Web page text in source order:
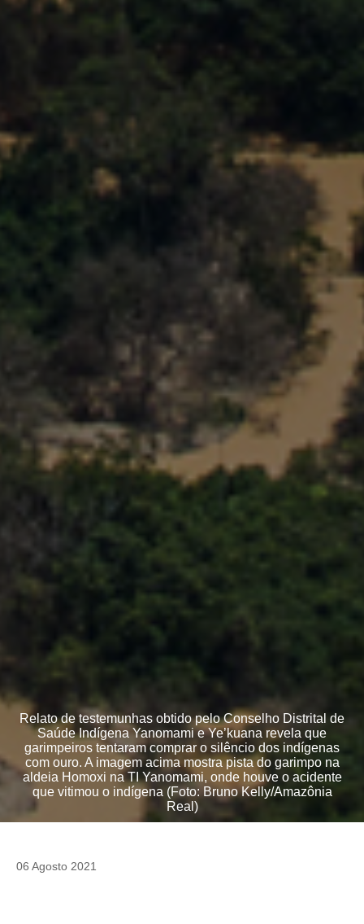
Relato de testemunhas obtido pelo Conselho Distrital de
Saúde Indígena Yanomami e Ye’kuana revela que
garimpeiros tentaram comprar o silêncio dos indígenas
com ouro. A imagem acima mostra pista do garimpo na
aldeia Homoxi na TI Yanomami, onde houve o acidente
que vitimou o indígena (Foto: Bruno Kelly/Amazônia
Real)
06 Agosto 2021